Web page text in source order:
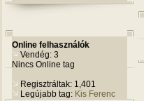
Online felhasználók
Vendég: 3
Nincs Online tag
Regisztráltak: 1,401
Legújabb tag: Kis Ferenc